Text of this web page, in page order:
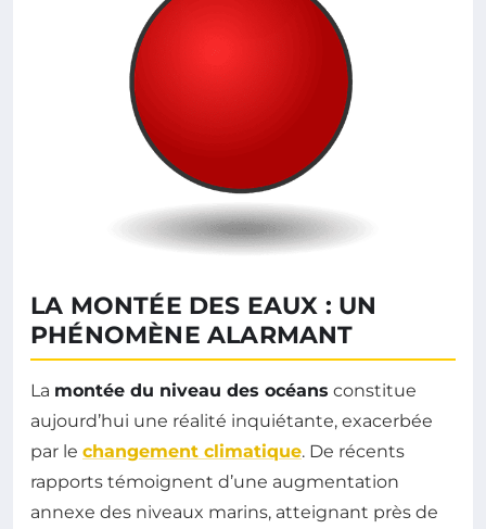
LA MONTÉE DES EAUX : UN
PHÉNOMÈNE ALARMANT
La montée du niveau des océans constitue
aujourd’hui une réalité inquiétante, exacerbée
par le changement climatique. De récents
rapports témoignent d’une augmentation
annexe des niveaux marins, atteignant près de